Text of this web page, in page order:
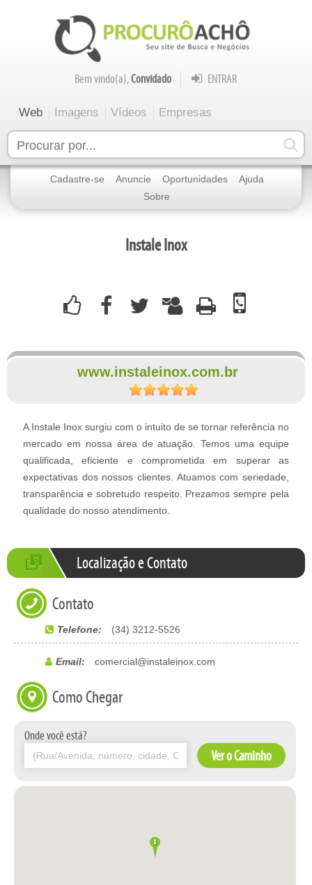
Bem vindo(a),Convidado ENTRAR
Web Imagens Vídeos Empresas
Cadastre-se Anuncie Oportunidades
Ajuda
Sobre
Instale Inox
www.instaleinox.com.br
A Instale Inox surgiu com o intuito de se tornar referência no
mercado em nossa área de atuação. Temos uma equipe
qualificada, eficiente e comprometida em superar as
expectativas dos nossos clientes. Atuamos com seriedade,
transparência e sobretudo respeito. Prezamos sempre pela
qualidade do nosso atendimento.
Localização e Contato
Contato
Telefone: (34) 3212-5526
Email: comercial@instaleinox.com
Como Chegar
Onde você está?
Ver o Caminho